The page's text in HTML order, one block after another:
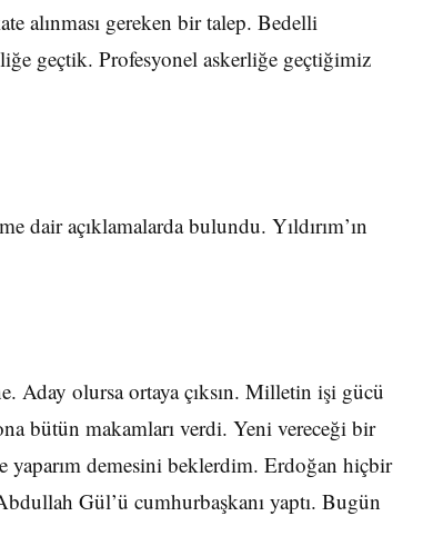
alınması gereken bir talep. Bedelli
geçtik. Profesyonel askerliğe geçtiğimiz
dair açıklamalarda bulundu. Yıldırım’ın
Aday olursa ortaya çıksın. Milletin işi gücü
bütün makamları verdi. Yeni vereceği bir
demesini beklerdim. Erdoğan hiçbir
Gül’ü cumhurbaşkanı yaptı. Bugün